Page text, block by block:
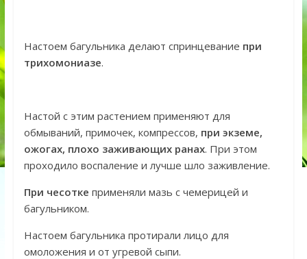
Настоем багульника делают спринцевание при
трихомониазе.
Настой с этим растением применяют для
обмываний, примочек, компрессов, при экземе,
ожогах, плохо заживающих ранах. При этом
проходило воспаление и лучше шло заживление.
При чесотке применяли мазь с чемерицей и
багульником.
Настоем багульника протирали лицо для
омоложения и от угревой сыпи.